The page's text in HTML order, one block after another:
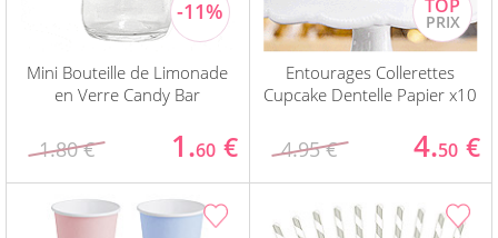
Mini Bouteille de Limonade
en Verre Candy Bar
1.80 € 1.60 €
Entourages Collerettes
Cupcake Dentelle Papier x10
4.95 € 4.50 €